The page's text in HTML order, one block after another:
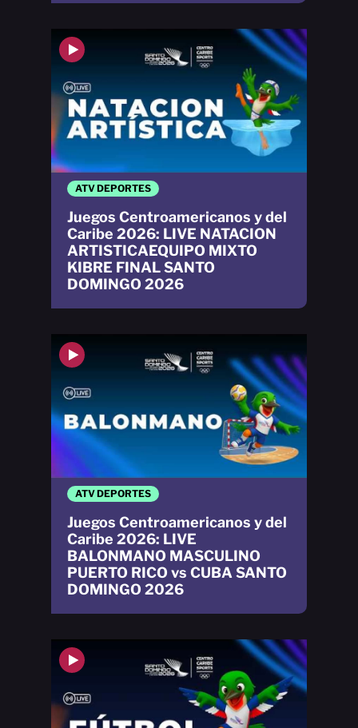
ATV DEPORTES
Juegos Centroamericanos y del
Caribe 2026: LIVE
BALONMANO MASCULINO
PUERTO RICO vs CUBA SANTO
DOMINGO 2026
ATV DEPORTES
Juegos Centroamericanos y del
Caribe 2026: LIVE NATACION
ARTISTICAEQUIPO MIXTO
KIBRE FINAL SANTO
DOMINGO 2026